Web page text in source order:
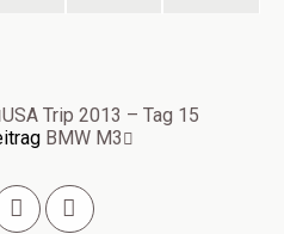
USA Trip 2013 – Tag 15
BMW M3